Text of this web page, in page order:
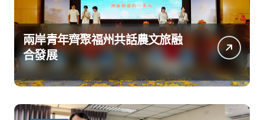
兩岸青年齊聚福州共話農文旅融
合發展